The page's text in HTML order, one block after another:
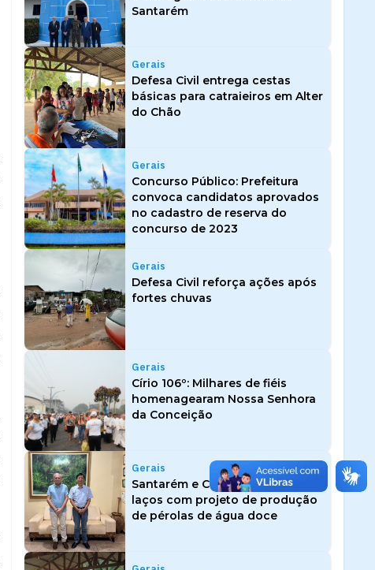
Santarém
Gerais
Defesa Civil entrega cestas
básicas para catraieiros em Alter
do Chão
Gerais
Concurso Público: Prefeitura
convoca candidatos aprovados
no cadastro de reserva do
concurso de 2023
Gerais
Defesa Civil reforça ações após
fortes chuvas
Gerais
Círio 106º: Milhares de fiéis
homenagearam Nossa Senhora
da Conceição
Gerais
Santarém e China fortalecem
laços com projeto de produção
de pérolas de água doce